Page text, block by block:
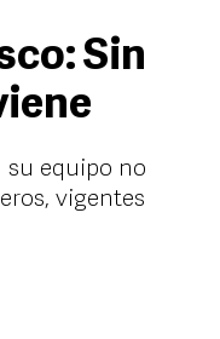
Sin
su equipo no
vigentes